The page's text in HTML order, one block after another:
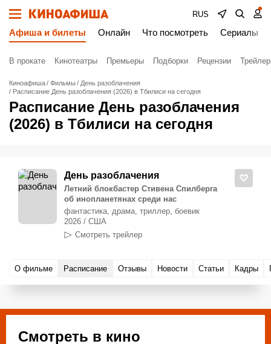
RUS
Афиша и билеты Онлайн Что посмотреть Сериалы
В прокате Кинотеатры Премьеры Подборки Рецензии
Киноафиша Фильмы
День разоблачения
Расписание День разоблачения (2026) в Тбилиси на сегодня
Расписание День разоблачения
(2026) в Тбилиси на сегодня
День разоблачения
Летний блокбастер Стивена Спилберга
об инопланетянах среди нас
фантастика, драма, триллер, боевик
2026 / США
Смотреть трейлер
О фильме Расписание Отзывы Новости Статьи Кадры
Смотреть в кино